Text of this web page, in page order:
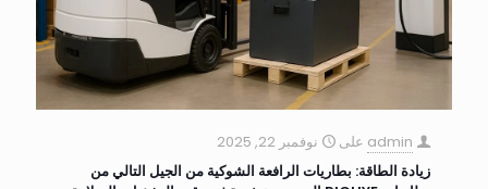
admin على
نوفمبر 22, 2025
زيادة الطاقة: بطاريات الرافعة الشوكية من الجيل التالي من